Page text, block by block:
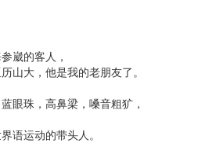
崴的客人，
山大，他是我的老朋友了。
眼珠，高鼻梁，嗓音粗犷，
语运动的带头人。